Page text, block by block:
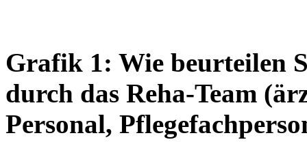
Grafik 1: Wie beurteilen
durch das Reha-Team
Personal,